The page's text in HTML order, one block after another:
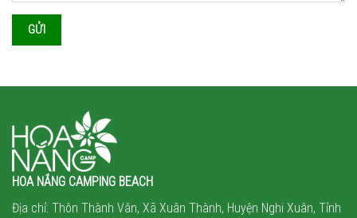
HOA NẮNG CAMPING BEACH
Địa chỉ: Thôn Thành Vân, Xã Xuân Thành, Huyện Nghi Xuân, Tỉnh